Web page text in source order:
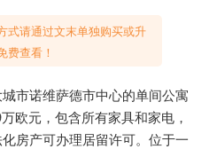
式请通过文末单独购买或升
费查看！
市诺维萨德市中心的单间公寓
欧元，包含所有家具和家电，
房产可办理居留许可。位于一